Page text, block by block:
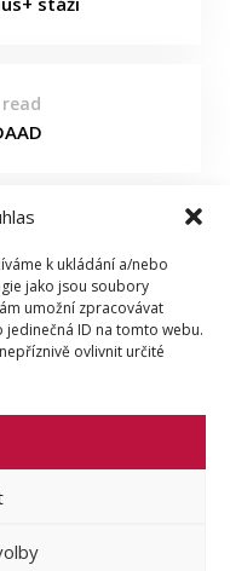
k ukládání a/nebo
jako jsou soubory
umožní zpracovávat
ID na tomto webu.
ovlivnit určité
(EU)